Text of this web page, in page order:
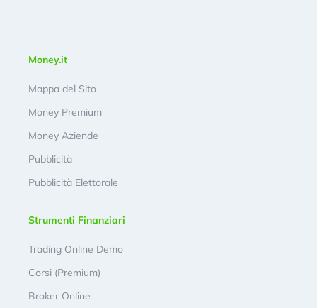
Money.it
Mappa del Sito
Money Premium
Money Aziende
Pubblicità
Pubblicità Elettorale
Strumenti Finanziari
Trading Online Demo
Corsi (Premium)
Broker Online